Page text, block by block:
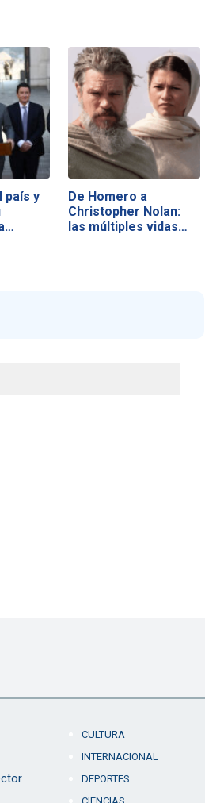
país y
De Homero a
Christopher Nolan:
las múltiples vidas…
CULTURA
INTERNACIONAL
DEPORTES